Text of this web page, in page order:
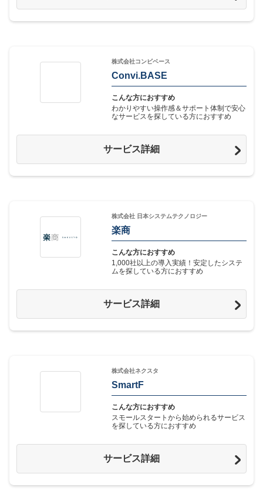
株式会社コンビベース
Convi.BASE
こんな方におすすめ
わかりやすい操作感＆サポート体制で安心
なサービスを探している方におすすめ
サービス詳細
株式会社 日本システムテクノロジー
楽商
こんな方におすすめ
1,000社以上の導入実績！安定したシステ
ムを探している方におすすめ
サービス詳細
株式会社ネクスタ
SmartF
こんな方におすすめ
スモールスタートから始められるサービス
を探している方におすすめ
サービス詳細